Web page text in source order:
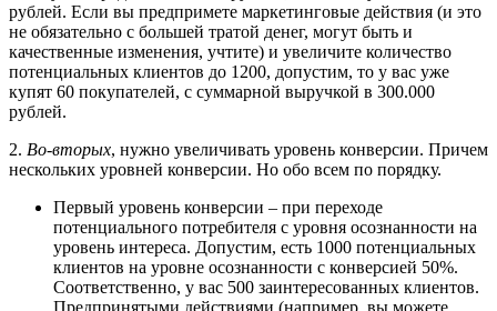
рублей. Если вы предпримете маркетинговые действия (и это
не обязательно с большей тратой денег, могут быть и
качественные изменения, учтите) и увеличите количество
потенциальных клиентов до 1200, допустим, то у вас уже
купят 60 покупателей, с суммарной выручкой в 300.000
рублей.
2. Во-вторых, нужно увеличивать уровень конверсии. Причем
нескольких уровней конверсии. Но обо всем по порядку.
Первый уровень конверсии – при переходе
потенциального потребителя с уровня осознанности на
уровень интереса. Допустим, есть 1000 потенциальных
клиентов на уровне осознанности с конверсией 50%.
Соответственно, у вас 500 заинтересованных клиентов.